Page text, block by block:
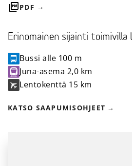
PDF
Erinomainen sijainti toimivilla
Bussi alle 100 m
Juna-asema 2,0 km
Lentokenttä 15 km
KATSO SAAPUMISOHJEET